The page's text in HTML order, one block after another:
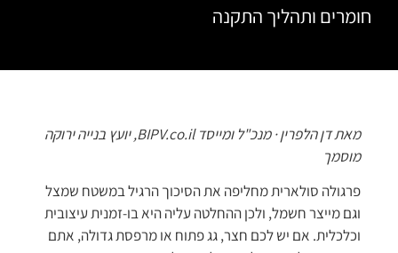
חומרים ותהליך התקנה
מאת דן הלפרין · מנכ"ל ומייסד BIPV.co.il, יועץ בנייה ירוקה
מוסמך
פרגולה סולארית מחליפה את הסיכוך הרגיל במשטח שמצל
וגם מייצר חשמל, ולכן ההחלטה עליה היא בו-זמנית עיצובית
וכלכלית. אם יש לכם חצר, גג פתוח או מרפסת גדולה, אתם